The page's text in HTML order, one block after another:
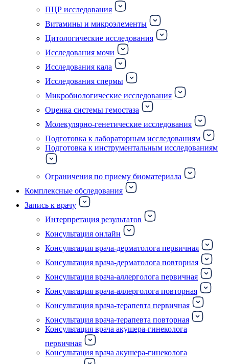
ПЦР исследования
Витамины и микроэлементы
Цитологические исследования
Исследования мочи
Исследования кала
Исследования спермы
Микробиологические исследования
Оценка системы гемостаза
Молекулярно-генетические исследования
Подготовка к лабораторным исследованиям
Подготовка к инструментальным исследованиям
Ограничения по приему биоматериала
Комплексные обследования
Запись к врачу
Интерпретация результатов
Консультация онлайн
Консультация врача-дерматолога первичная
Консультация врача-дерматолога повторная
Консультация врача-аллерголога первичная
Консультация врача-аллерголога повторная
Консультация врача-терапевта первичная
Консультация врача-терапевта повторная
Консультация врача акушера-гинеколога
первичная
Консультация врача акушера-гинеколога